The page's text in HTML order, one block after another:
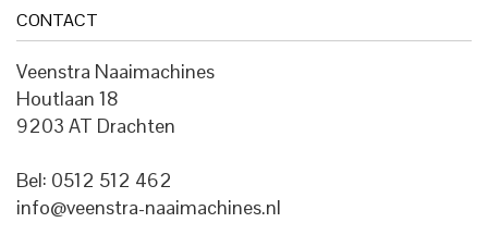
CONTACT
Veenstra Naaimachines
Houtlaan 18
9203 AT Drachten
Bel: 0512 512 462
info@veenstra-naaimachines.nl